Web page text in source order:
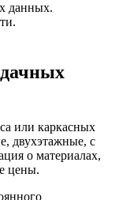
данных.
или каркасных
двухэтажные, с
о материалах,
цены.